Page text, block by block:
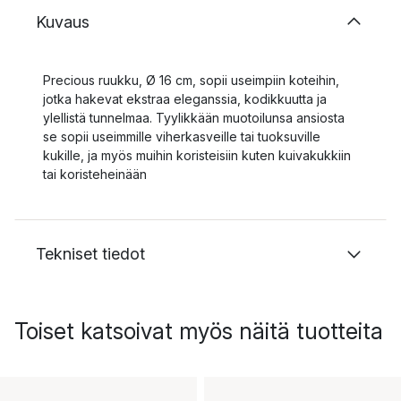
Kuvaus
Precious ruukku, Ø 16 cm, sopii useimpiin koteihin,
jotka hakevat ekstraa eleganssia, kodikkuutta ja
ylellistä tunnelmaa. Tyylikkään muotoilunsa ansiosta
se sopii useimmille viherkasveille tai tuoksuville
kukille, ja myös muihin koristeisiin kuten kuivakukkiin
tai koristeheinään
Tekniset tiedot
Toiset katsoivat myös näitä tuotteita